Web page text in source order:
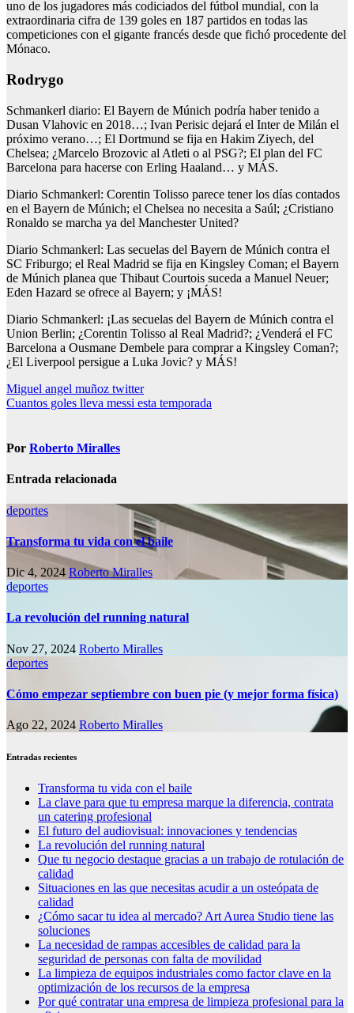
uno de los jugadores más codiciados del fútbol mundial, con la
extraordinaria cifra de 139 goles en 187 partidos en todas las
competiciones con el gigante francés desde que fichó procedente del
Mónaco.
rodrygo
Schmankerl diario: El Bayern de Múnich podría haber tenido a
Dusan Vlahovic en 2018…; Ivan Perisic dejará el Inter de Milán el
próximo verano…; El Dortmund se fija en Hakim Ziyech, del
Chelsea; ¿Marcelo Brozovic al Atleti o al PSG?; El plan del FC
Barcelona para hacerse con Erling Haaland… y MÁS.
Diario Schmankerl: Corentin Tolisso parece tener los días contados
en el Bayern de Múnich; el Chelsea no necesita a Saúl; ¿Cristiano
Ronaldo se marcha ya del Manchester United?
Diario Schmankerl: Las secuelas del Bayern de Múnich contra el
SC Friburgo; el Real Madrid se fija en Kingsley Coman; el Bayern
de Múnich planea que Thibaut Courtois suceda a Manuel Neuer;
Eden Hazard se ofrece al Bayern; y ¡MÁS!
Diario Schmankerl: ¡Las secuelas del Bayern de Múnich contra el
Union Berlin; ¿Corentin Tolisso al Real Madrid?; ¿Venderá el FC
Barcelona a Ousmane Dembele para comprar a Kingsley Coman?;
¿El Liverpool persigue a Luka Jovic? y MÁS!
Navegación
de
Miguel angel muñoz twitter
Cuantos goles lleva messi esta temporada
Por Roberto Miralles
Entrada relacionada
deportes
Transforma tu vida con el baile
Dic 4, 2024 Roberto Miralles
deportes
La revolución del running natural
Nov 27, 2024 Roberto Miralles
deportes
Cómo empezar septiembre con buen pie (y mejor forma física)
Ago 22, 2024 Roberto Miralles
Entradas recientes
Transforma tu vida con el baile
La clave para que tu empresa marque la diferencia, contrata
un catering profesional
El futuro del audiovisual: innovaciones y tendencias
La revolución del running natural
Que tu negocio destaque gracias a un trabajo de rotulación de
calidad
Situaciones en las que necesitas acudir a un osteópata de
calidad
¿Cómo sacar tu idea al mercado? Art Aurea Studio tiene las
soluciones
La necesidad de rampas accesibles de calidad para la
seguridad de personas con falta de movilidad
La limpieza de equipos industriales como factor clave en la
optimización de los recursos de la empresa
Por qué contratar una empresa de limpieza profesional para la